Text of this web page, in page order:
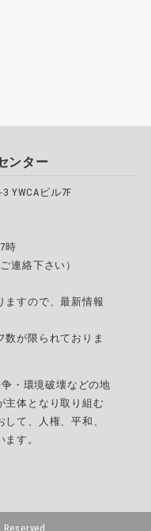
ンター
YWCAビル7F
時
連絡下さい）
ますので、最新情報
数が限られておりま
・環境破壊などの地
主体となり取り組む
て、人権、平和、
す。